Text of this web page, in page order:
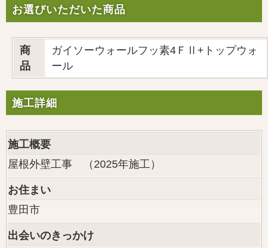
お選びいただいた商品
商
品
ガイソーウォールフッ素4ＦⅡ+トップウォ
ール
施工詳細
施工概要
屋根外壁工事 （2025年施工）
お住まい
豊田市
出会いのきっかけ